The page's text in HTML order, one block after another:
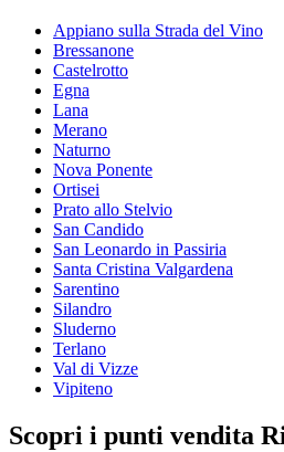
Appiano sulla Strada del Vino
Bressanone
Castelrotto
Egna
Lana
Merano
Naturno
Nova Ponente
Ortisei
Prato allo Stelvio
San Candido
San Leonardo in Passiria
Santa Cristina Valgardena
Sarentino
Silandro
Sluderno
Terlano
Val di Vizze
Vipiteno
Scopri i punti vendita